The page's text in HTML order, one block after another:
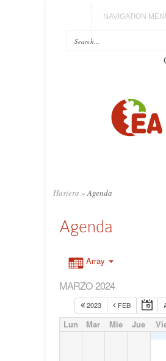
NAVIGATION
Hasiera » Agenda
Agenda
Array
MARZO 2024
2023 FEB
Lun Mar Mie Jue